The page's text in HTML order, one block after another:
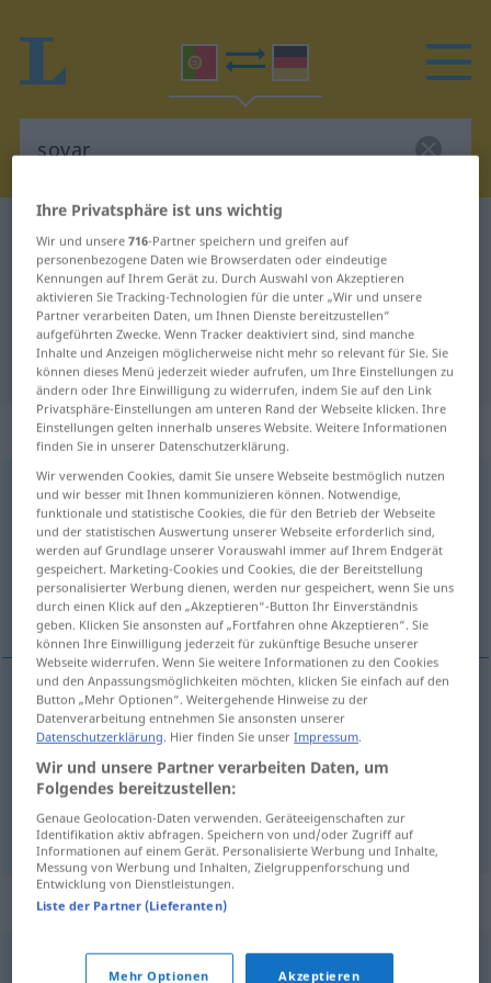
Portugiesisch-Deutsch Wörterbuch
Portugiesisch-Deutsch
Übersetzung für "sovar"
"sovar" Deutsch Übersetzung
„sovar“
sovar [suˈvar]
Übersicht aller Übersetzungen
(Für mehr Details die Übersetzung anklicken/antippen)
durchkneten, pressen, stampfen, verprügeln
(durch)kneten sovarmassa
pressen,stampfen sovaruva
verprügeln sovaralguém
Synonyme für "sovar"
bater,percutir fustigar,desancar
Ihre Privatsphäre ist uns wichtig
Wir und unsere716-Partner speichern und greifen auf
personenbezogene Daten wie Browserdaten oder eindeutige
Kennungen auf Ihrem Gerät zu. Durch Auswahl von Akzeptieren
aktivieren Sie Tracking-Technologien für die unter „Wir und unsere
Partner verarbeiten Daten, um Ihnen Dienste bereitzustellen“
aufgeführten Zwecke. Wenn Tracker deaktiviert sind, sind manche
Inhalte und Anzeigen möglicherweise nicht mehr so relevant für Sie. Sie
können dieses Menü jederzeit wieder aufrufen, um Ihre Einstellungen zu
ändern oder Ihre Einwilligung zu widerrufen, indem Sie auf den Link
Privatsphäre-Einstellungen am unteren Rand der Webseite klicken. Ihre
Einstellungen gelten innerhalb unseres Website. Weitere Informationen
finden Sie in unserer Datenschutzerklärung.
Wir verwenden Cookies, damit Sie unsere Webseite bestmöglich nutzen
und wir besser mit Ihnen kommunizieren können. Notwendige,
funktionale und statistische Cookies, die für den Betrieb der Webseite
und der statistischen Auswertung unserer Webseite erforderlich sind,
werden auf Grundlage unserer Vorauswahl immer auf Ihrem Endgerät
gespeichert. Marketing-Cookies und Cookies, die der Bereitstellung
personalisierter Werbung dienen, werden nur gespeichert, wenn Sie uns
durch einen Klick auf den „Akzeptieren“-Button Ihr Einverständnis
geben. Klicken Sie ansonsten auf „Fortfahren ohne Akzeptieren“. Sie
können Ihre Einwilligung jederzeit für zukünftige Besuche unserer
Webseite widerrufen. Wenn Sie weitere Informationen zu den Cookies
und den Anpassungsmöglichkeiten möchten, klicken Sie einfach auf den
Button „Mehr Optionen“. Weitergehende Hinweise zu der
Datenverarbeitung entnehmen Sie ansonsten unserer
Datenschutzerklärung. Hier finden Sie unserImpressum.
Wir und unsere Partner verarbeiten Daten, um
Folgendes bereitzustellen:
Genaue Geolocation-Daten verwenden. Geräteeigenschaften zur
Identifikation aktiv abfragen. Speichern von und/oder Zugriff auf
Informationen auf einem Gerät. Personalisierte Werbung und Inhalte,
Messung von Werbung und Inhalten, Zielgruppenforschung und
Entwicklung von Dienstleistungen.
Liste der Partner (Lieferanten)
Mehr Optionen Akzeptieren